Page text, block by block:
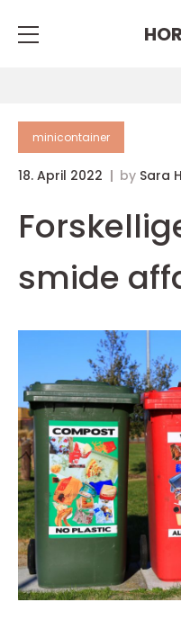
minicontainer
18. April 2022 by Sara
smide